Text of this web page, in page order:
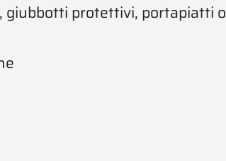
giubbotti protettivi, portapiatti o